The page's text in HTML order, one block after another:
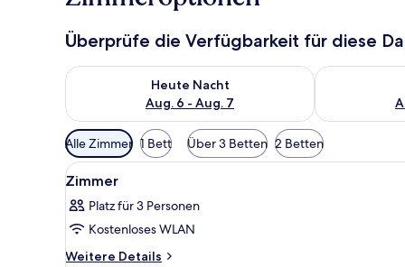
Überprüfe die Verfügbarkeit für diese
Heute Nacht
Aug. 6 - Aug. 7
Überprüfe die Verfügbarkeit für heute Nacht, Aug. 6
Überprüfe
Verfügbare
Filter
für
Alle Zimmer 1 Bett Über 3 Betten 2 Betten
Alle
Fotos
für
Zimmer
anzeigen
Ein Hotelzimmer mit zwei
2
Zimmer
Platz für 3 Personen
Kostenloses WLAN
Weitere Details
Weitere